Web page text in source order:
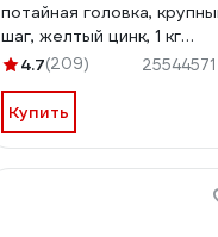
потайная головка,
шаг, желтый цинк, 1 кг
(примерно 388 шт) 123511
4.7(209) 25544571
Купить